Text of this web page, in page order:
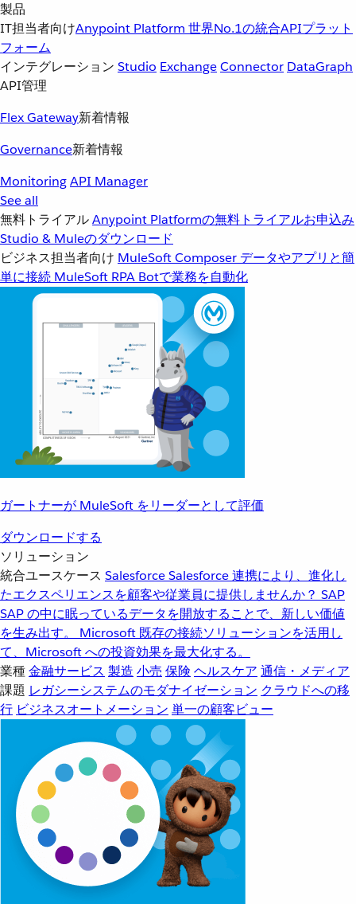
製品
IT担当者向けAnypoint Platform 世界No.1の統合APIプラット
フォーム
インテグレーション Studio ExchangeConnector DataGraph
API管理
Flex Gateway新着情報
Governance新着情報
MonitoringAPI Manager
See all
無料トライアルAnypoint Platformの無料トライアルお申込み
Studio & Muleのダウンロード
ビジネス担当者向け MuleSoft Composer データやアプリと簡
単に接続 MuleSoft RPA Botで業務を自動化
ガートナーが MuleSoft をリーダーとして評価
ダウンロードする
ソリューション
統合ユースケース SalesforceSalesforce 連携により、進化し
たエクスペリエンスを顧客や従業員に提供しませんか？ SAP
SAP の中に眠っているデータを開放することで、新しい価値
を生み出す。
Microsoft 既存の接続ソリューションを活用し
て、Microsoft への投資効果を最大化する。
業種金融サービス 製造 小売 保険 ヘルスケア 通信・メディア
課題 レガシーシステムのモダナイゼーション クラウドへの移
行 ビジネスオートメーション 単一の顧客ビュー